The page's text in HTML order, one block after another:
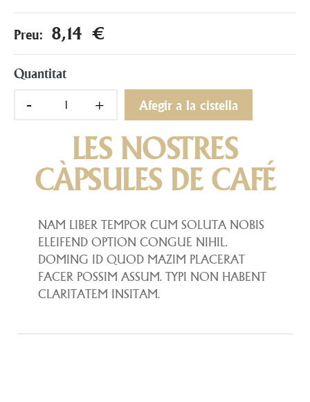
Preu: 8,14 €
Quantitat
Afegir a la cistella
LES NOSTRES
CÀPSULES DE CAFÉ
NAM LIBER TEMPOR CUM SOLUTA NOBIS
ELEIFEND OPTION CONGUE NIHIL.
DOMING ID QUOD MAZIM PLACERAT
FACER POSSIM ASSUM. TYPI NON HABENT
CLARITATEM INSITAM.